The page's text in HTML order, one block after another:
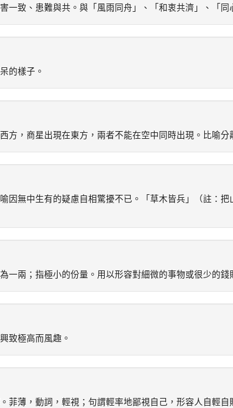
一致、患難與共。與「風雨同舟」、「和衷共濟」、「同
的樣子。
方，商星出現在東方，兩者不能在空中同時出現。比喻分
因無中生有的疑慮自相驚擾不已。「草木皆兵」（註：
一兩；指極小的份量。用以形容對細微的事物或很少的錢
致極高而風趣。
菲薄，動詞，輕視；句謂輕率地鄙視自己，形容人自輕自